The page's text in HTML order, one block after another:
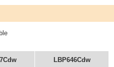
LBP646Cdw